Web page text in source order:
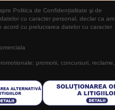
Politica de Confidențialitate şi de
cu caracter personal, declar ca am
acord cu prelucrarea datelor cu caracter
promotii, concursuri, reclame,